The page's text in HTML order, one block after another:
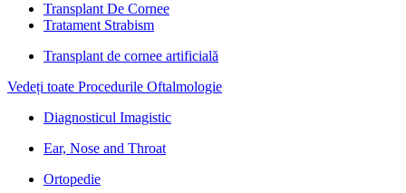
Transplant De Cornee
Tratament Strabism
Transplant de cornee artificială
Vedeți toate Procedurile Oftalmologie
Diagnosticul Imagistic
Ear, Nose and Throat
Ortopedie